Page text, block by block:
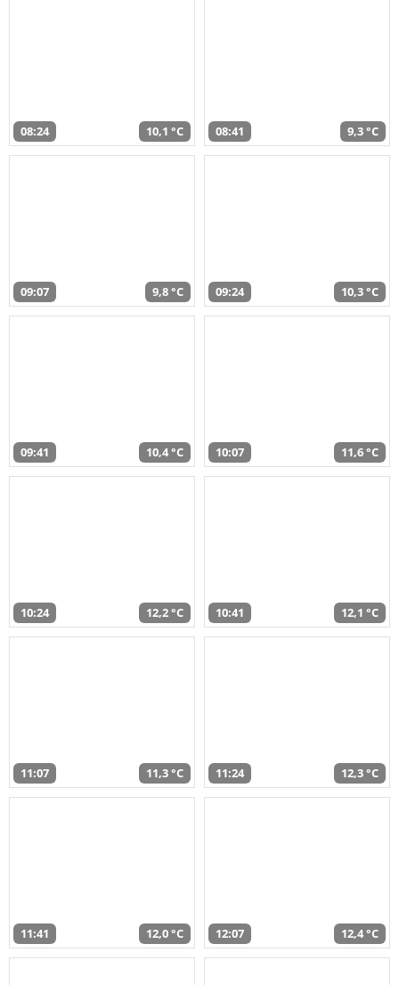
08:24 10,1 °C 08:41 9,3 °C
09:07 9,8 °C 09:24 10,3 °C
09:41 10,4 °C 10:07 11,6 °C
10:24 12,2 °C 10:41 12,1 °C
11:07 11,3 °C 11:24 12,3 °C
11:41 12,0 °C 12:07 12,4 °C